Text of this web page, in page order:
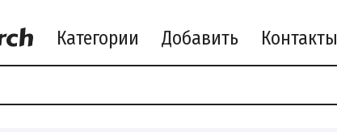
Категории Добавить Контакты